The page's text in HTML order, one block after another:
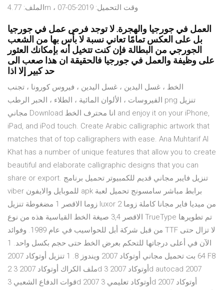
الملف: 4.77m ، وقت التحميل: 2019-05-07
العمل في جورجيا والهجرة. لا توجد فرص عمل في جورجيا
بل على العكس تمامًا تعاني نسبة لا بأس بها من الشعب
الجورجي من البطالة فإن كنت تتخيل أنه بإمكانك العثور
على وظيفة والعمل في جورجيا فالحقيقة ان هذا صعب الى
حد كبير إلا اذا
الخط ، غسل اليدين ، غسل اليدين ، فيروس كورونا ، تجنب
الفيروسات ، الألوان المائية ، الطلاء ، الحبر الرطب png تنزيل
مجاني Download انا محترف الخط and enjoy it on your iPhone,
iPad, and iPod touch. ‎Create Arabic calligraphic artwork that
matches that of top calligraphers with ease. Ana Muhtarif Al
Khat has a number of unique features that allow you to create
beautiful and elaborate calligraphic designs that you can
share or export. تنزيل فايبر مجاني قديم للكمبيوتر تحميل برنامج
viber للموبايل والايفون apk برابط مباشر سامسونج تحميل لعبة
زوما الاقصر 1 مضغوطة تنزيل luxor 2 من ميديا فاير مجانا كاملة زوما
الاقصر 3,4 صيغة الخط القياسية هذه من نوع TrueType تم تطويرها
من قبل شركة أبل للحواسيب في عام 1989. وفوائد TTF لا تزال حتى
الآن في أعلى درجاتها للتحكم بعرض الخط حتى حجم بكسل واحد. 1
64 بت تحميل مجاني أوتوكاد 2007 ويندوز 8. 1 تنزيل أوتوكاد 2007 F8
2 ملف الكراك أوتوكاد 2007 3d أوتوكاد 2007 3d autocad 2007
قوات الدفاع الشعبي 3d 2007 أوتوكاد تعليمي 3d 2007 أوتوكاد